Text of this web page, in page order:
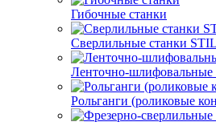
Гибочные станки
Сверлильные станки
Ленточно-
Рольганги (роликовые